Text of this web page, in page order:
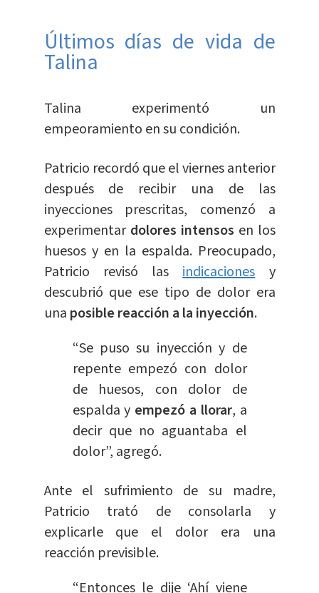
Últimos días de vida de
Talina
Talina experimentó un
empeoramiento en su condición.
Patricio recordó que el viernes anterior
después de recibir una de las
inyecciones prescritas, comenzó a
experimentar dolores intensos en los
huesos y en la espalda. Preocupado,
Patricio revisó lasindicacionesy
descubrió que ese tipo de dolor era
una posible reacción a la inyección.
“Se puso su inyección y de
repente empezó con dolor
de huesos, con dolor de
espalda y empezó a llorar, a
decir que no aguantaba el
dolor”, agregó.
Ante el sufrimiento de su madre,
Patricio trató de consolarla y
explicarle que el dolor era una
reacción previsible.
“Entonces le dije ‘Ahí viene